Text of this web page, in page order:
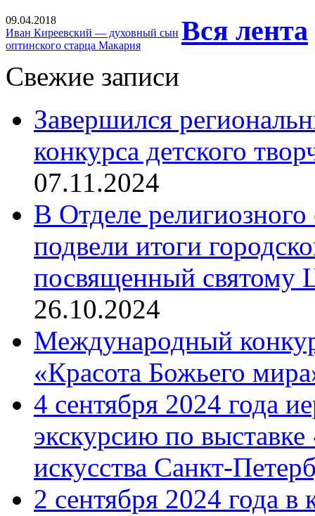
09.04.2018
Иван Киреевский — духовный сын
оптинского старца Макария
Вся лента
Свежие записи
Завершился
конкурса детского
07.11.2024
В Отделе религиозного
подвели итоги
посвященный святому
26.10.2024
Международный
«Красота Божьего
4 сентября 2024 года
экскурсию по
искусства Санкт-
2 сентября 2024 года